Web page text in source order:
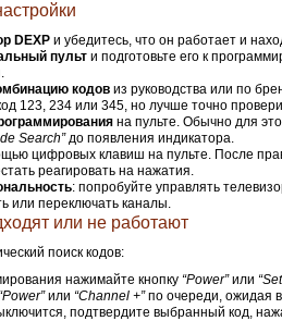
DEXP и убедитесь, что он работает и
пульт и подготовьте его к
кодов из руководства или по
123, 234 или 345, но лучше точно
на пульте. Обычно для
Search”до появления индикатора.
цифровых клавиш на пульте. После
реагировать на нажатия.
: попробуйте управлять
или переключать каналы.
или не работают
поиск кодов:
нажимайте кнопку “Power”или
“Power”или “Channel +”по очереди, ожидая
подтвердите выбранный код,